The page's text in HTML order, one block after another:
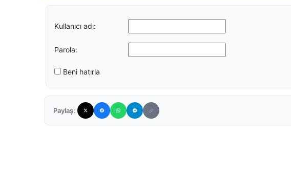
Kullanıcı adı:
Parola:
Beni hatırla
Paylaş: